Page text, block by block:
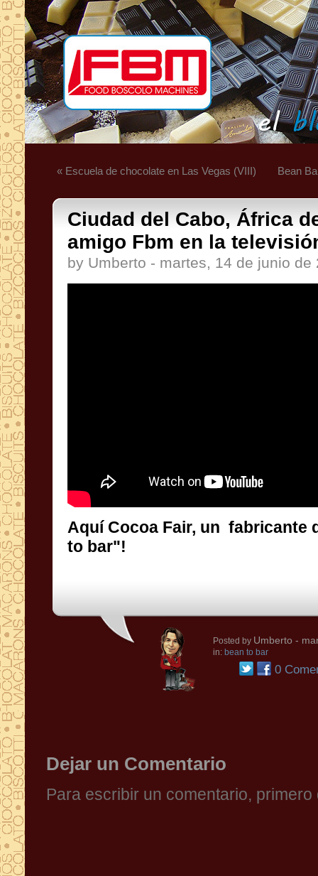
« Escuela de chocolate en Las Vegas (VIII) Bean
Ciudad del Cabo, África
amigo Fbm en la
by Umberto - martes, 14 de junio de
Aquí Cocoa Fair, un fabricante
to bar"!
Posted by Umberto -
in: bean to bar
0
Dejar un Comentario
Para escribir un comentario,